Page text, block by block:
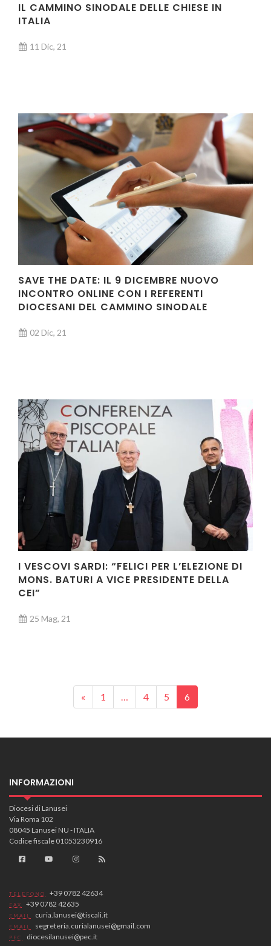
IL CAMMINO SINODALE DELLE CHIESE IN
ITALIA
11 Dic, 21
SAVE THE DATE: IL 9 DICEMBRE NUOVO
INCONTRO ONLINE CON I REFERENTI
DIOCESANI DEL CAMMINO SINODALE
02 Dic, 21
I VESCOVI SARDI: “FELICI PER L’ELEZIONE DI
MONS. BATURI A VICE PRESIDENTE DELLA
CEI”
25 Mag, 21
Posts navigation
« 1 … 4 5 6
INFORMAZIONI
Diocesi di Lanusei
Via Roma 102
08045 Lanusei NU - ITALIA
Codice fiscale 01053230916
TELEFONO +39 0782 42634
FAX +39 0782 42635
EMAIL curia.lanusei@tiscali.it
EMAIL segreteria.curialanusei@gmail.com
PEC diocesilanusei@pec.it